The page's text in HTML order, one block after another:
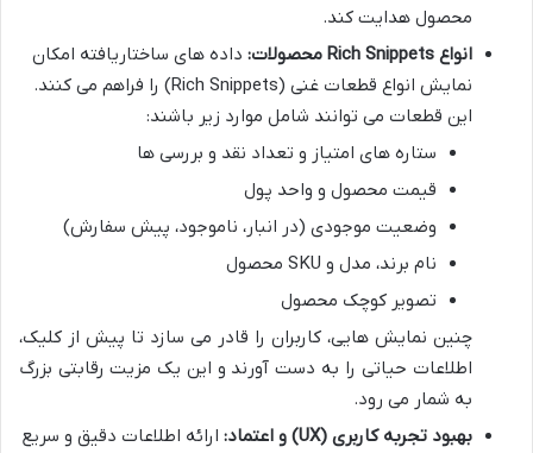
محصول هدایت کند.
انواع Rich Snippets محصولات:
داده های ساختاریافته امکان
نمایش انواع قطعات غنی (Rich Snippets) را فراهم می کنند.
این قطعات می توانند شامل موارد زیر باشند:
ستاره های امتیاز و تعداد نقد و بررسی ها
قیمت محصول و واحد پول
وضعیت موجودی (در انبار، ناموجود، پیش سفارش)
نام برند، مدل و SKU محصول
تصویر کوچک محصول
چنین نمایش هایی، کاربران را قادر می سازد تا پیش از کلیک،
اطلاعات حیاتی را به دست آورند و این یک مزیت رقابتی بزرگ
به شمار می رود.
بهبود تجربه کاربری (UX) و اعتماد:
ارائه اطلاعات دقیق و سریع